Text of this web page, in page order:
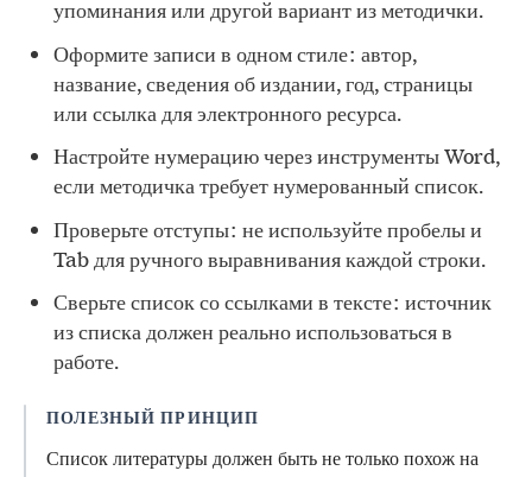
упоминания или другой вариант из методички.
Оформите записи в одном стиле: автор,
название, сведения об издании, год, страницы
или ссылка для электронного ресурса.
Настройте нумерацию через инструменты Word,
если методичка требует нумерованный список.
Проверьте отступы: не используйте пробелы и
Tab для ручного выравнивания каждой строки.
Сверьте список со ссылками в тексте: источник
из списка должен реально использоваться в
работе.
ПОЛЕЗНЫЙ ПРИНЦИП
Список литературы должен быть не только похож на